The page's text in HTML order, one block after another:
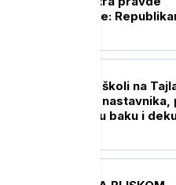
dovedena u pitanje:
Detalji pucnjave u školi na
Napadač ubio pet nastavnika,
toga usmrtio svoju baku i